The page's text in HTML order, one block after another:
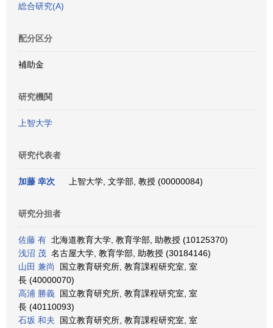
総合研究(A)
配分区分
補助金
研究機関
上智大学
研究代表者
加藤 幸次 上智大学, 文学部, 教授 (00000084)
研究分担者
佐藤 有 北海道教育大学, 教育学部, 助教授 (10125370)
浅沼 茂 名古屋大学, 教育学部, 助教授 (30184146)
山田 兼尚
国立教育研究所, 教育課程研究室, 室
長 (40000070)
高浦 勝義 国立教育研究所, 教育課程研究室, 室
長 (40110093)
石坂 和夫 国立教育研究所, 教育課程研究室, 室